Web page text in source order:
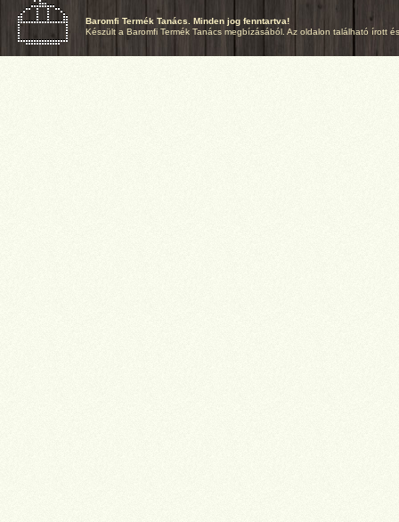
Baromfi Termék Tanács. Minden jog fenntartva!
Készült a Baromfi Termék Tanács megbízásából. Az oldalon található írott